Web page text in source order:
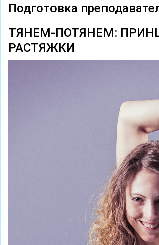
Подготовка
ТЯНЕМ-ПОТЯНЕМ:
РАСТЯЖКИ